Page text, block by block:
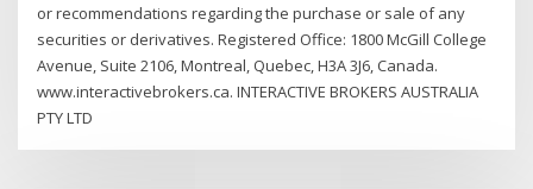
or recommendations regarding the purchase or sale of any
securities or derivatives. Registered Office: 1800 McGill College
Avenue, Suite 2106, Montreal, Quebec, H3A 3J6, Canada.
www.interactivebrokers.ca. INTERACTIVE BROKERS AUSTRALIA
PTY LTD